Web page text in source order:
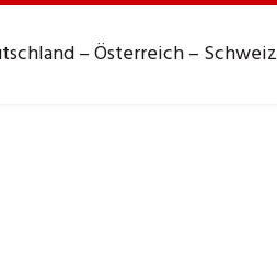
– Österreich – Schweiz